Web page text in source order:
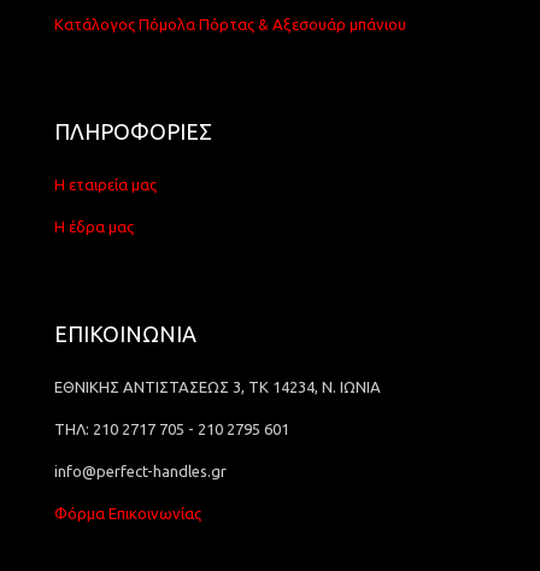
Κατάλογος Πόμολα Πόρτας & Αξεσουάρ μπάνιου
ΠΛΗΡΟΦΟΡΙΕΣ
Η εταιρεία μας
Η έδρα μας
ΕΠΙΚΟΙΝΩΝΙΑ
ΕΘΝΙΚΗΣ ΑΝΤΙΣΤΑΣΕΩΣ 3, ΤΚ 14234, Ν. ΙΩΝΙΑ
ΤΗΛ: 210 2717 705 - 210 2795 601
info@perfect-handles.gr
Φόρμα Επικοινωνίας